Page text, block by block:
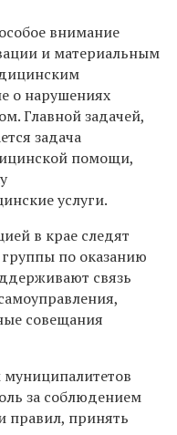
внимание
и материальным
о нарушениях
Главной задачей,
задача
помощи,
услуги.
в крае следят
по оказанию
связь
совещания
за соблюдением
правил, принять